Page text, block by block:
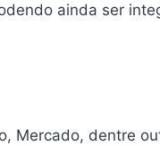
ainda ser
Mercado, dentre